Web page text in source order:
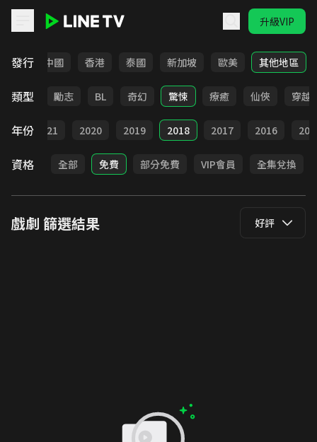
升級VIP
發行
韓國 中國 香港 泰國 新加坡 歐美 其他地區
類型
喜劇 勵志 BL 奇幻 驚悚 療癒 仙俠 穿越
年份 2021 2020 2019 2018 2017 2016
資格 全部 免費 部分免費 VIP會員 全集兌換
戲劇 篩選結果 好評